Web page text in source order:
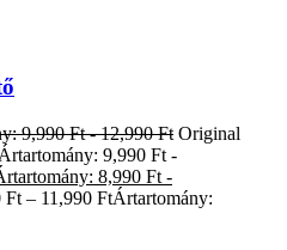
9,990 Ft - 12,990 Ft Original
9,990 Ft -
8,990 Ft -
– 11,990 FtÁrtartomány: